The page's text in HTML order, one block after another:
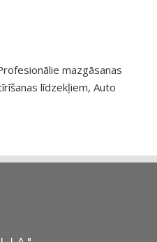
mazgāsanas
līdzekļiem, Auto